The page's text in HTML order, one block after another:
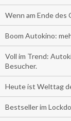
Wenn am Ende des
Boom Autokino:
Voll im Trend:
Besucher.
Heute ist Welttag
Bestseller im